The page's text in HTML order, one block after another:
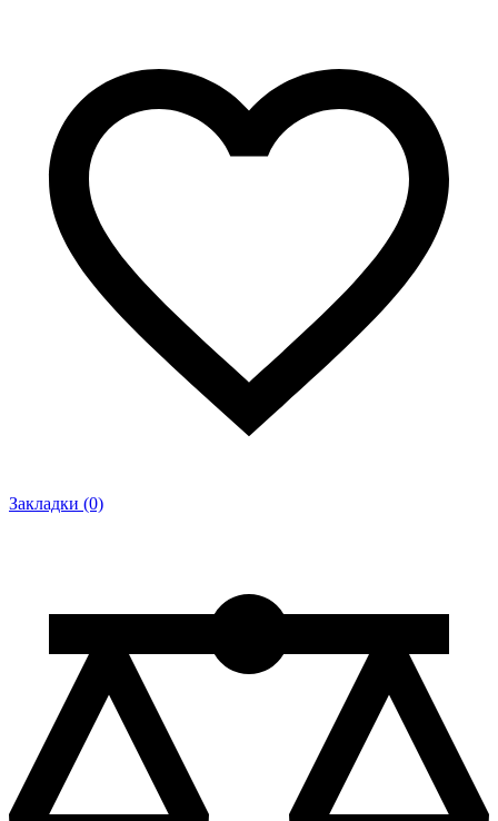
Закладки (0)